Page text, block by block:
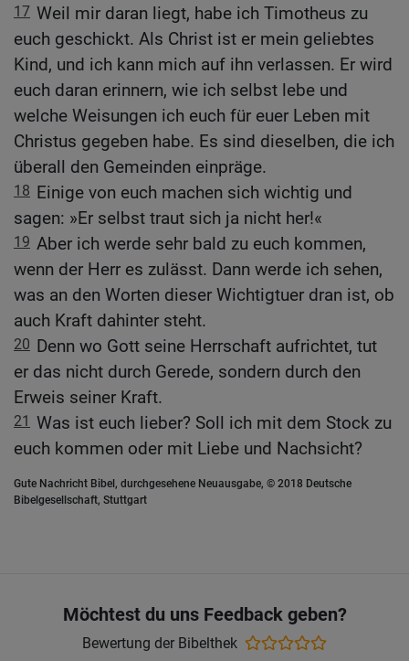
17 Weil mir daran liegt, habe ich Timotheus zu
euch geschickt. Als Christ ist er mein geliebtes
Kind, und ich kann mich auf ihn verlassen. Er wird
euch daran erinnern, wie ich selbst lebe und
welche Weisungen ich euch für euer Leben mit
Christus gegeben habe. Es sind dieselben, die ich
überall den Gemeinden einpräge.
18 Einige von euch machen sich wichtig und
sagen: »Er selbst traut sich ja nicht her!«
19 Aber ich werde sehr bald zu euch kommen,
wenn der Herr es zulässt. Dann werde ich sehen,
was an den Worten dieser Wichtigtuer dran ist, ob
auch Kraft dahinter steht.
20 Denn wo Gott seine Herrschaft aufrichtet, tut
er das nicht durch Gerede, sondern durch den
Erweis seiner Kraft.
21 Was ist euch lieber? Soll ich mit dem Stock zu
euch kommen oder mit Liebe und Nachsicht?
Gute Nachricht Bibel, durchgesehene Neuausgabe, © 2018 Deutsche
Bibelgesellschaft, Stuttgart
Möchtest du uns Feedback geben?
Bewertung der Bibelthek